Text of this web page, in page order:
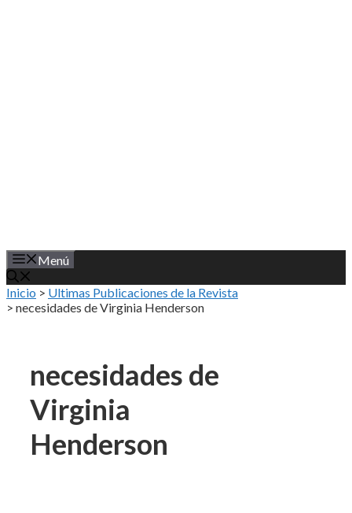
Menú
Inicio > Ultimas Publicaciones de la Revista
> necesidades de Virginia Henderson
necesidades de
Virginia
Henderson